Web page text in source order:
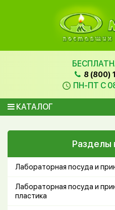
8 (800)
ПН-ПТ С
КАТАЛОГ
Разделы
Лабораторная посуда и
Лабораторная посуда и
пластика